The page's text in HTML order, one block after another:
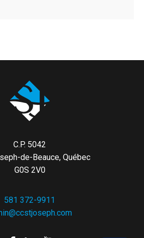
C.P. 5042
de-Beauce, Québec
G0S 2V0
581 372-9911